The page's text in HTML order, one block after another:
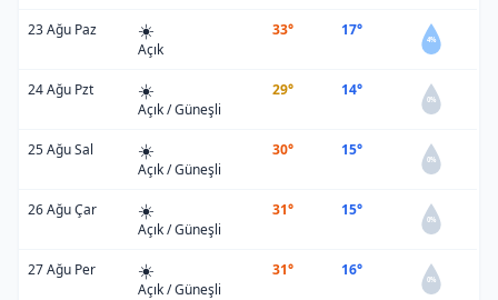
23 Ağu Paz ☀️
Açık
33° 17°
4%
24 Ağu Pzt ☀️
Açık / Güneşli
29° 14°
0%
25 Ağu Sal ☀️
Açık / Güneşli
30° 15°
0%
26 Ağu Çar ☀️
Açık / Güneşli
31° 15°
0%
27 Ağu Per ☀️
Açık / Güneşli
31° 16°
0%